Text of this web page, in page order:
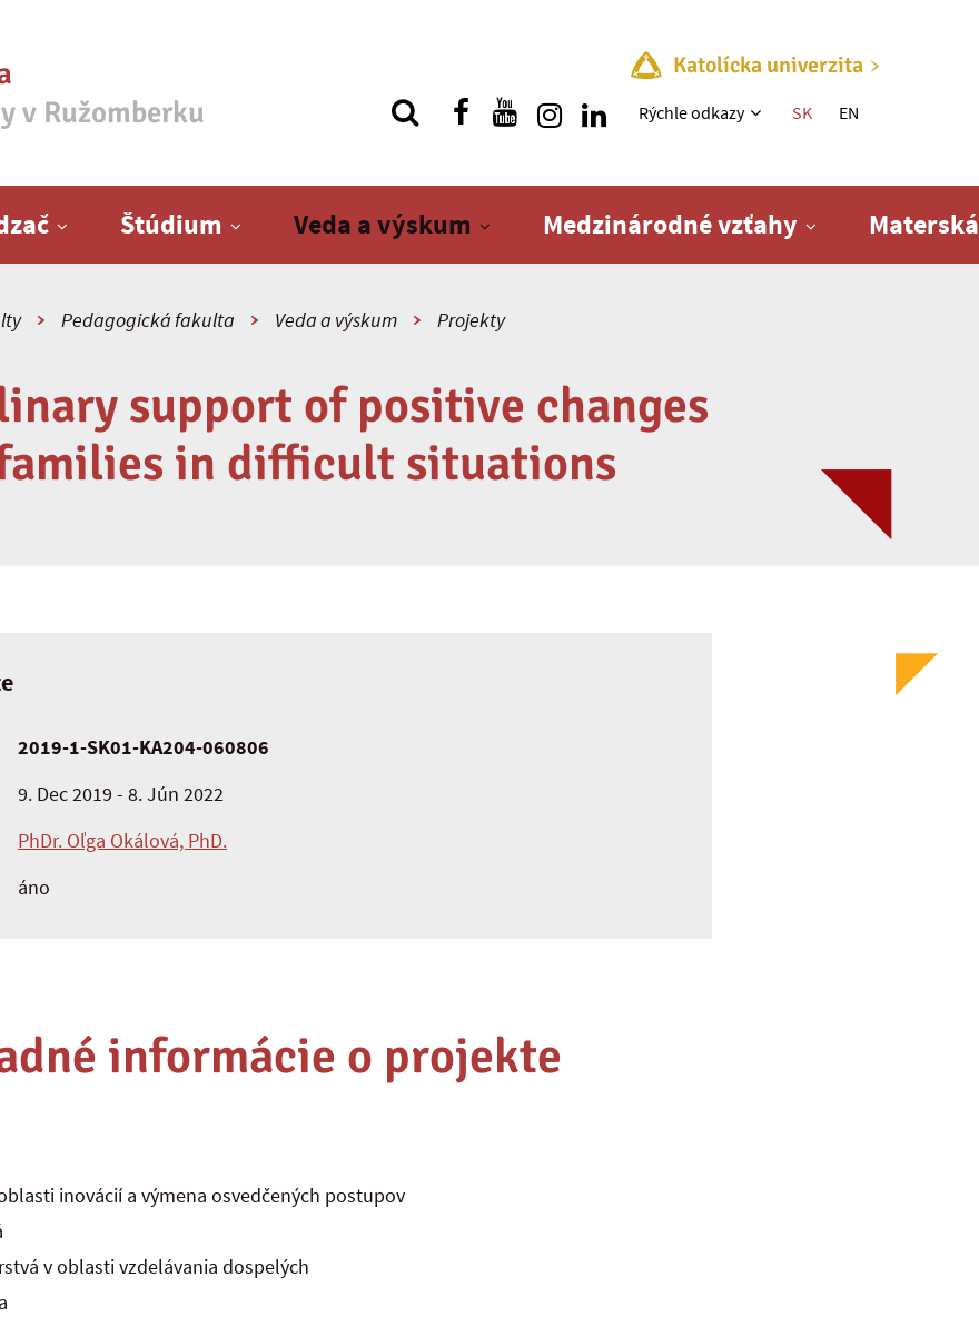
v Ružomberku
Katolícka univerzita
Rýchle menu
Rýchle odkazy SK EN
Štúdium Veda a výskum Medzinárodné vzťahy
Pedagogická fakulta Veda a výskum Projekty
support of positive changes
in difficult situations
2019-1-SK01-KA204-060806
9. Dec 2019 - 8. Jún 2022
PhDr. Oľga Okálová, PhD.
áno
informácie o projekte
inovácií a výmena osvedčených postupov
v oblasti vzdelávania dospelých